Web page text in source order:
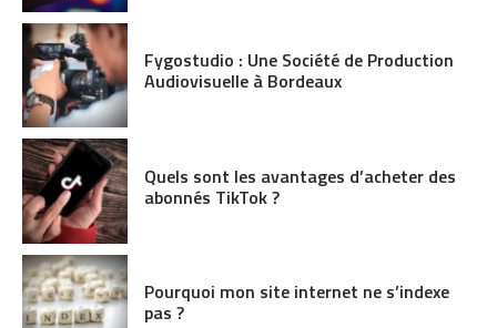
Fygostudio : Une Société de Production
Audiovisuelle à Bordeaux
Quels sont les avantages d’acheter des
abonnés TikTok ?
Pourquoi mon site internet ne s’indexe
pas ?